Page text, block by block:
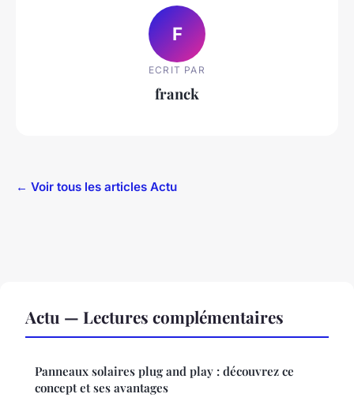
F
ECRIT PAR
franck
← Voir tous les articles Actu
Actu — Lectures complémentaires
Panneaux solaires plug and play : découvrez ce
concept et ses avantages